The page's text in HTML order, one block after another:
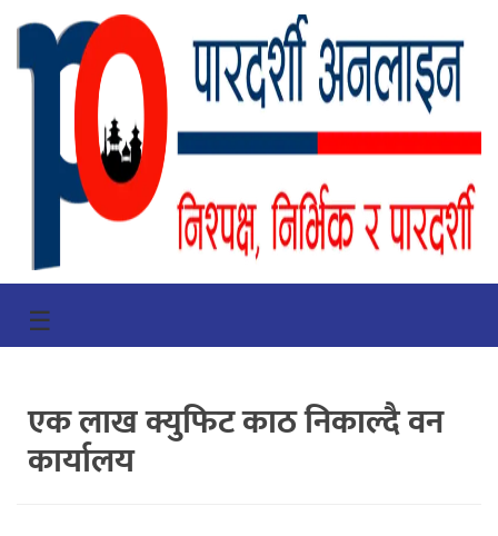
गृहपृष्ठ
भिडियो
प्रमुख
खबर
समाचार
☰
एक लाख क्युफिट काठ निकाल्दै वन
कार्यालय